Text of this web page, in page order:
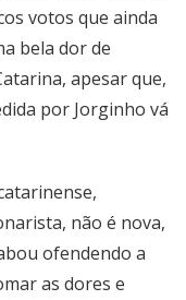
votos que ainda
bela dor de
apesar que,
por Jorginho vá
não é nova,
ofendendo a
as dores e